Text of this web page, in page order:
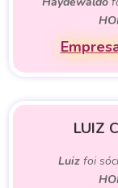
LUIZ
Luizfoi